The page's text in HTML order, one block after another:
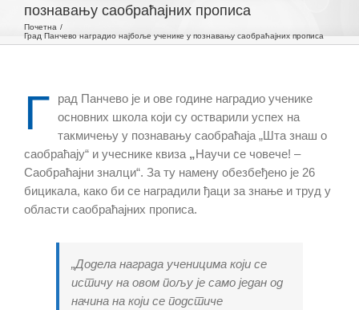
познавању саобраћајних прописа
Почетна
Град Панчево наградио најбоље ученике у познавању саобраћајних прописа
Г
рад Панчево је и ове године наградио ученике
основних школа који су остварили успех на
такмичењу у познавању саобраћаја „Шта знаш о
саобраћају“ и учеснике квиза „Научи се човече! –
Саобраћајни зналци“. За ту намену обезбеђено је 26
бицикала, како би се наградили ђаци за знање и труд у
области саобраћајних прописа.
„Додела награда ученицима који се
истичу на овом пољу је само један од
начина на који се подстиче